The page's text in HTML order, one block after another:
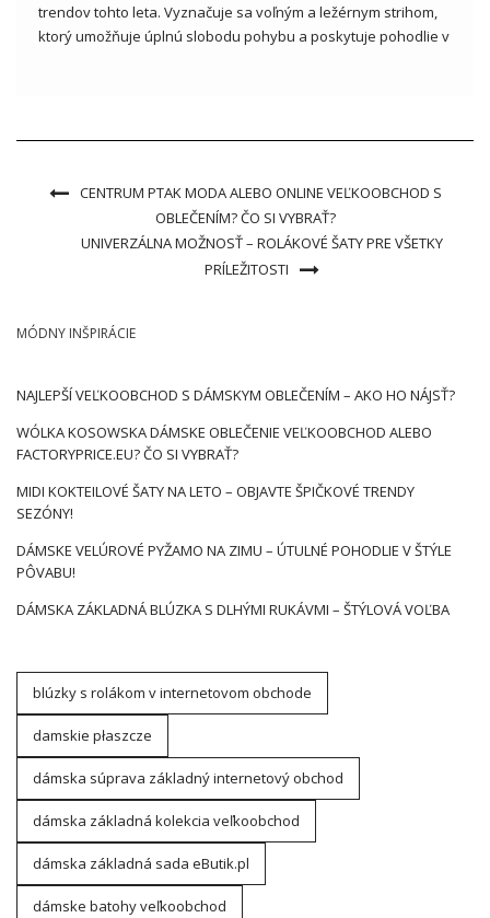
trendov tohto leta. Vyznačuje sa voľným a ležérnym strihom,
ktorý umožňuje úplnú slobodu pohybu a poskytuje pohodlie v
CENTRUM PTAK MODA ALEBO ONLINE VEĽKOOBCHOD S
OBLEČENÍM? ČO SI VYBRAŤ?
UNIVERZÁLNA MOŽNOSŤ – ROLÁKOVÉ ŠATY PRE VŠETKY
PRÍLEŽITOSTI
MÓDNY INŠPIRÁCIE
NAJLEPŠÍ VEĽKOOBCHOD S DÁMSKYM OBLEČENÍM – AKO HO NÁJSŤ?
WÓLKA KOSOWSKA DÁMSKE OBLEČENIE VEĽKOOBCHOD ALEBO
FACTORYPRICE.EU? ČO SI VYBRAŤ?
MIDI KOKTEILOVÉ ŠATY NA LETO – OBJAVTE ŠPIČKOVÉ TRENDY
SEZÓNY!
DÁMSKE VELÚROVÉ PYŽAMO NA ZIMU – ÚTULNÉ POHODLIE V ŠTÝLE
PÔVABU!
DÁMSKA ZÁKLADNÁ BLÚZKA S DLHÝMI RUKÁVMI – ŠTÝLOVÁ VOĽBA
blúzky s rolákom v internetovom obchode
damskie płaszcze
dámska súprava základný internetový obchod
dámska základná kolekcia veľkoobchod
dámska základná sada eButik.pl
dámske batohy veľkoobchod